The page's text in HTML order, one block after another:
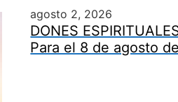
agosto 2, 2026
DONES
Para el 8 de agosto